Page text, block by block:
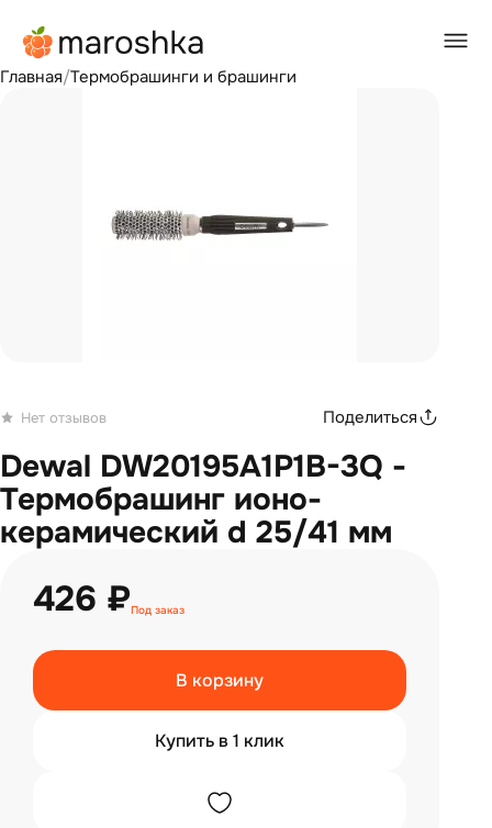
Главная/Термобрашинги и брашинги
Нет отзывов Поделиться
Dewal DW20195A1P1B-3Q -
Термобрашинг ионо-
керамический d 25/41 мм
426 ₽Под заказ
В корзину
Купить в 1 клик